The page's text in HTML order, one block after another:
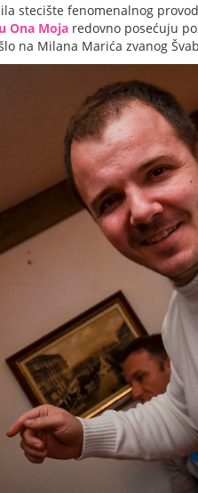
stecište fenomenalnog
Ona Moja redovno posećuju
na Milana Marića zvanog